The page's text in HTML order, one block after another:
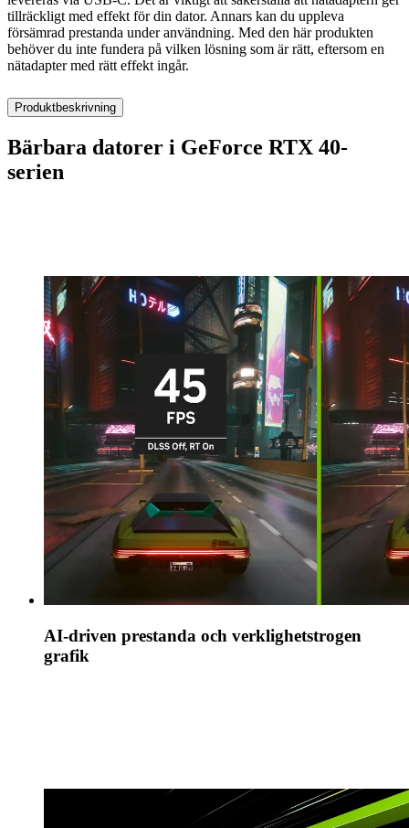
tillräckligt med effekt för din dator. Annars kan du uppleva
försämrad prestanda under användning. Med den här produkten
behöver du inte fundera på vilken lösning som är rätt, eftersom en
nätadapter med rätt effekt ingår.
Produktbeskrivning
Bärbara datorer i GeForce RTX 40-
serien
AI-driven prestanda och verklighetstrogen
grafik